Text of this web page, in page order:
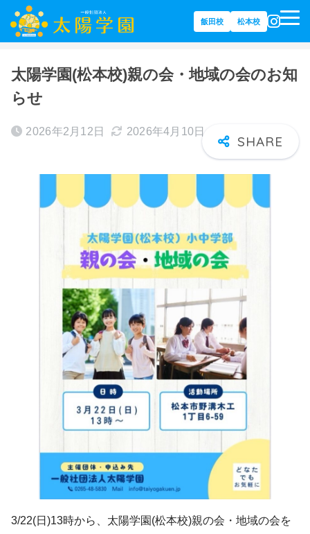
飯田校 松本校
ホーム 大切なお知らせ
太陽学園(松本校)親の会・地域の会のお知
らせ
2026年2月12日 2026年4月10日
3/22(日)13時から、太陽学園(松本校)親の会・地域の会を